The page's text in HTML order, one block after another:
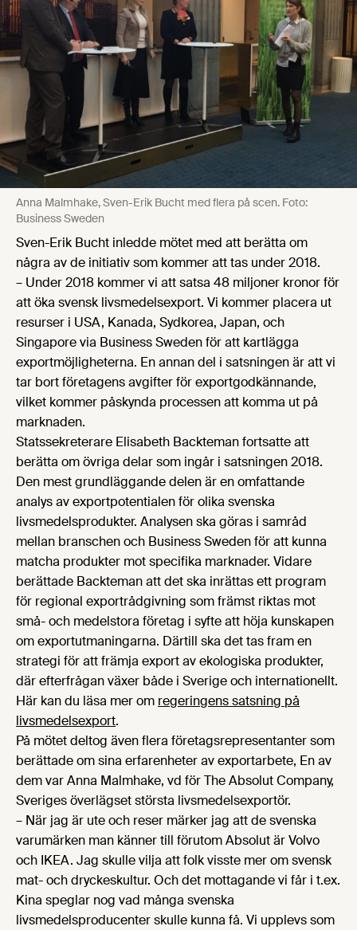
Anna Malmhake, Sven-Erik Bucht med flera på scen. Foto:
Business Sweden
Sven-Erik Bucht inledde mötet med att berätta om
några av de initiativ som kommer att tas under 2018.
– Under 2018 kommer vi att satsa 48 miljoner kronor för
att öka svensk livsmedelsexport. Vi kommer placera ut
resurser i USA, Kanada, Sydkorea, Japan, och
Singapore via Business Sweden för att kartlägga
exportmöjligheterna. En annan del i satsningen är att vi
tar bort företagens avgifter för exportgodkännande,
vilket kommer påskynda processen att komma ut på
marknaden.
Statssekreterare Elisabeth Backteman fortsatte att
berätta om övriga delar som ingår i satsningen 2018.
Den mest grundläggande delen är en omfattande
analys av exportpotentialen för olika svenska
livsmedelsprodukter. Analysen ska göras i samråd
mellan branschen och Business Sweden för att kunna
matcha produkter mot specifika marknader. Vidare
berättade Backteman att det ska inrättas ett program
för regional exportrådgivning som främst riktas mot
små- och medelstora företag i syfte att höja kunskapen
om exportutmaningarna. Därtill ska det tas fram en
strategi för att främja export av ekologiska produkter,
där efterfrågan växer både i Sverige och internationellt.
Här kan du läsa mer om regeringens satsning på
livsmedelsexport.
På mötet deltog även flera företagsrepresentanter som
berättade om sina erfarenheter av exportarbete, En av
dem var Anna Malmhake, vd för The Absolut Company,
Sveriges överlägset största livsmedelsexportör.
– När jag är ute och reser märker jag att de svenska
varumärken man känner till förutom Absolut är Volvo
och IKEA. Jag skulle vilja att folk visste mer om svensk
mat- och dryckeskultur. Och det mottagande vi får i t.ex.
Kina speglar nog vad många svenska
livsmedelsproducenter skulle kunna få. Vi upplevs som